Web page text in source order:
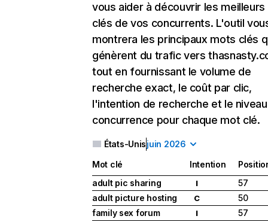
vous aider à découvrir les
clés de vos concurrents. L'outil
montrera les principaux mots clés
génèrent du trafic vers
tout en fournissant le volume de
recherche exact, le coût par clic,
l'intention de recherche et le
concurrence pour chaque mot clé.
États-Unisjuin 2026
Mot clé Intention
adult pic sharing
I
57
adult picture hosting
C
50
family sex forum
I
57